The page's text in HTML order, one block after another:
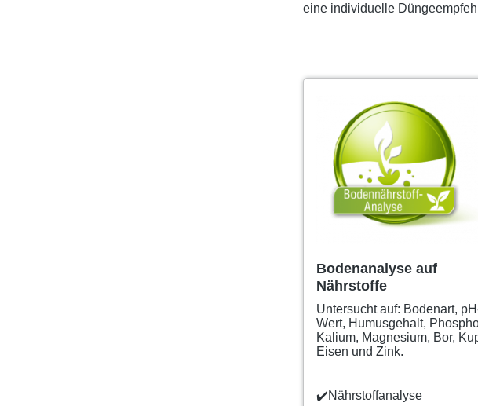
eine individuelle
Bodenanalyse auf
Nährstoffe
Untersucht auf: Bodenart,
Wert, Humusgehalt,
Kalium, Magnesium, Bor,
Eisen und Zink.
✔️Nährstoffanalyse